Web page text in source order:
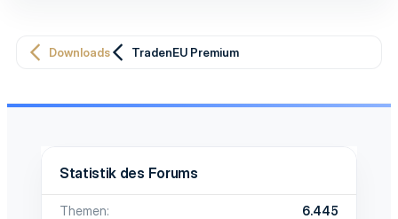
Downloads TradenEU Premium
Statistik des Forums
Themen
6.445